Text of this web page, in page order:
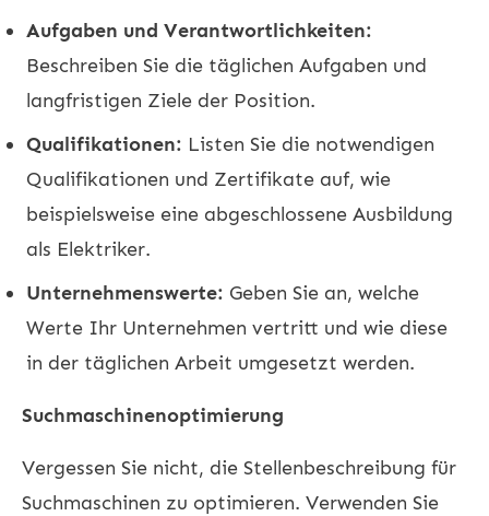
Aufgaben und Verantwortlichkeiten:
Beschreiben Sie die täglichen Aufgaben und
langfristigen Ziele der Position.
Qualifikationen: Listen Sie die notwendigen
Qualifikationen und Zertifikate auf, wie
beispielsweise eine abgeschlossene Ausbildung
als Elektriker.
Unternehmenswerte: Geben Sie an, welche
Werte Ihr Unternehmen vertritt und wie diese
in der täglichen Arbeit umgesetzt werden.
Suchmaschinenoptimierung
Vergessen Sie nicht, die Stellenbeschreibung für
Suchmaschinen zu optimieren. Verwenden Sie